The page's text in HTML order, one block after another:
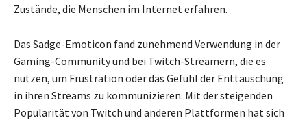
Zustände, die Menschen im Internet erfahren.
Das Sadge-Emoticon fand zunehmend Verwendung in der
Gaming-Community und bei Twitch-Streamern, die es
nutzen, um Frustration oder das Gefühl der Enttäuschung
in ihren Streams zu kommunizieren. Mit der steigenden
Popularität von Twitch und anderen Plattformen hat sich